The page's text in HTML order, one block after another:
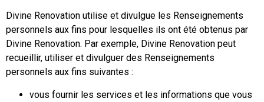
Divine Renovation utilise et divulgue les Renseignements
personnels aux fins pour lesquelles ils ont été obtenus par
Divine Renovation. Par exemple, Divine Renovation peut
recueillir, utiliser et divulguer des Renseignements
personnels aux fins suivantes :
vous fournir les services et les informations que vous